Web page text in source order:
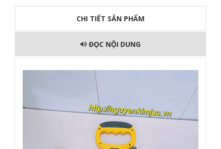
CHI TIẾT SẢN PHẨM
ĐỌC NỘI DUNG